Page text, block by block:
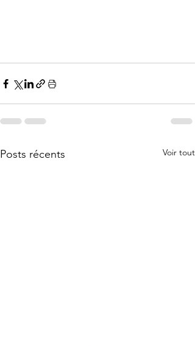
Posts récents Voir tout